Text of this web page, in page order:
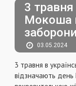
3
Мокоша
заборони
03.05.2024
3 травня в
відзначають